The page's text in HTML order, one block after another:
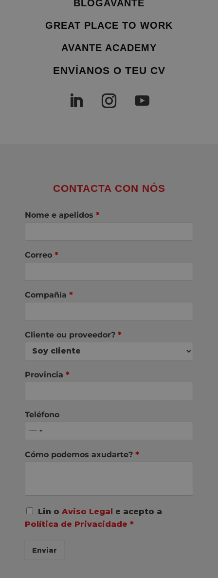
BLOGAVANTE
GREAT PLACE TO WORK
AVANTE ACADEMY
ENVÍANOS O TEU CV
CONTACTA CON NÓS
Nome e apelidos *
Correo *
Compañía *
Cliente ou proveedor? *
Provincia *
Teléfono
Cómo podemos axudarte? *
A
o
Lin o Aviso Legal e acepto a
Política de Privacidade *
Enviar